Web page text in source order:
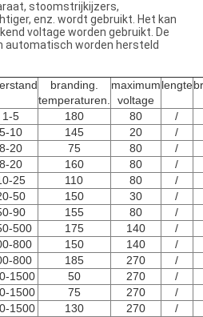
stoomstrijkijzers,
enz. wordt gebruikt. Het kan
voltage worden gebruikt. De
automatisch worden hersteld
branding.
temperaturen.
maximum
voltage
lengte
1-5 180 80
/
5-10 145 20
/
8-20 75 80
/
8-20 160 80
/
25 110 80
/
50 150 30
/
90 155 80
/
500 175 140
/
800 150 140
/
800 185 270
/
1500 50 270
/
1500 75 270
/
1500 130 270
/